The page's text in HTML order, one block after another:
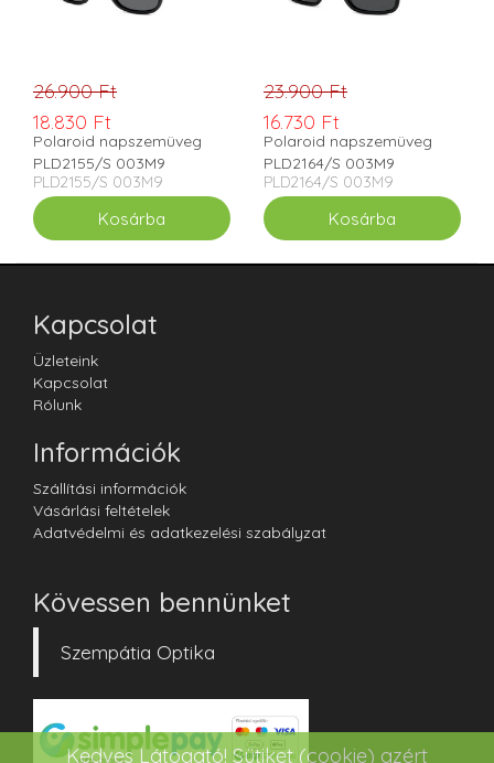
26.900 Ft
18.830 Ft
Polaroid napszemüveg
PLD2155/S 003M9
PLD2155/S 003M9
23.900 Ft
16.730 Ft
Polaroid napszemüveg
PLD2164/S 003M9
PLD2164/S 003M9
Kapcsolat
Üzleteink
Kapcsolat
Rólunk
Információk
Szállítási információk
Vásárlási feltételek
Adatvédelmi és adatkezelési szabályzat
Kövessen bennünket
Szempátia Optika
Kedves Látogató! Sütiket (cookie) azért